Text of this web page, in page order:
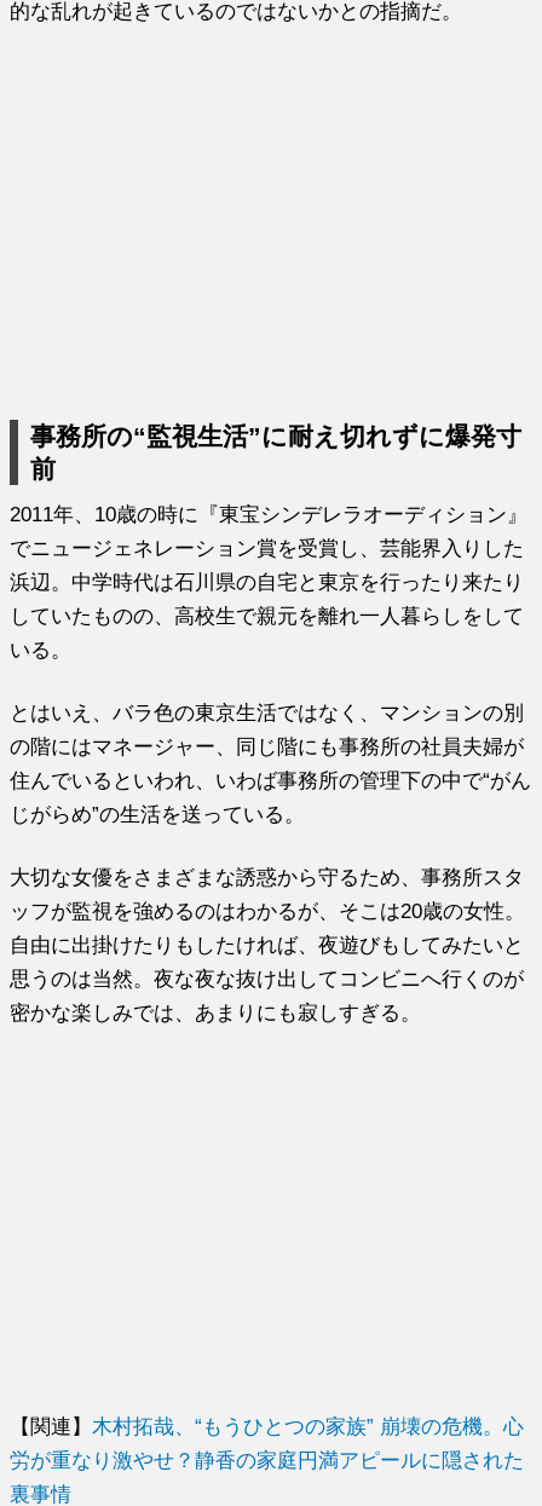
的な乱れが起きているのではないかとの指摘だ。
事務所の“監視生活”に耐え切れずに爆発寸
前
2011年、10歳の時に『東宝シンデレラオーディション』
でニュージェネレーション賞を受賞し、芸能界入りした
浜辺。中学時代は石川県の自宅と東京を行ったり来たり
していたものの、高校生で親元を離れ一人暮らしをして
いる。
とはいえ、バラ色の東京生活ではなく、マンションの別
の階にはマネージャー、同じ階にも事務所の社員夫婦が
住んでいるといわれ、いわば事務所の管理下の中で“がん
じがらめ”の生活を送っている。
大切な女優をさまざまな誘惑から守るため、事務所スタ
ッフが監視を強めるのはわかるが、そこは20歳の女性。
自由に出掛けたりもしたければ、夜遊びもしてみたいと
思うのは当然。夜な夜な抜け出してコンビニへ行くのが
密かな楽しみでは、あまりにも寂しすぎる。
【関連】 木村拓哉、“もうひとつの家族” 崩壊の危機。心
労が重なり激やせ？静香の家庭円満アピールに隠された
裏事情